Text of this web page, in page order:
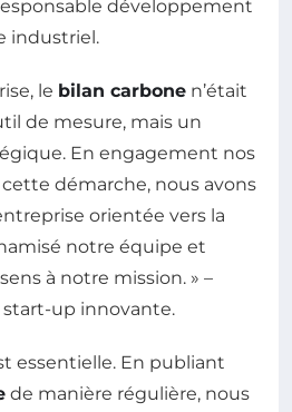
développement
industriel.
le bilan carbone n’était
de mesure, mais un
En engagement nos
démarche, nous avons
orientée vers la
notre équipe et
à notre mission. » –
start-up innovante.
essentielle. En publiant
de manière régulière, nous